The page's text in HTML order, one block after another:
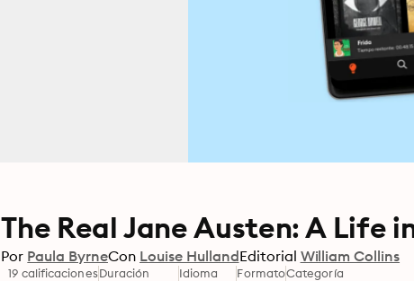
The Real Jane Austen: A Life
Por Paula ByrneCon Louise HullandEditorial William Collins
19 calificacionesDuración Idioma FormatoCategoría